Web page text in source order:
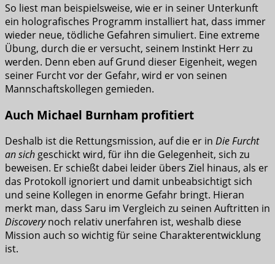
So liest man beispielsweise, wie er in seiner Unterkunft
ein holografisches Programm installiert hat, dass immer
wieder neue, tödliche Gefahren simuliert. Eine extreme
Übung, durch die er versucht, seinem Instinkt Herr zu
werden. Denn eben auf Grund dieser Eigenheit, wegen
seiner Furcht vor der Gefahr, wird er von seinen
Mannschaftskollegen gemieden.
Auch Michael Burnham profitiert
Deshalb ist die Rettungsmission, auf die er in Die Furcht
an sich geschickt wird, für ihn die Gelegenheit, sich zu
beweisen. Er schießt dabei leider übers Ziel hinaus, als er
das Protokoll ignoriert und damit unbeabsichtigt sich
und seine Kollegen in enorme Gefahr bringt. Hieran
merkt man, dass Saru im Vergleich zu seinen Auftritten in
Discoverynoch relativ unerfahren ist, weshalb diese
Mission auch so wichtig für seine Charakterentwicklung
ist.